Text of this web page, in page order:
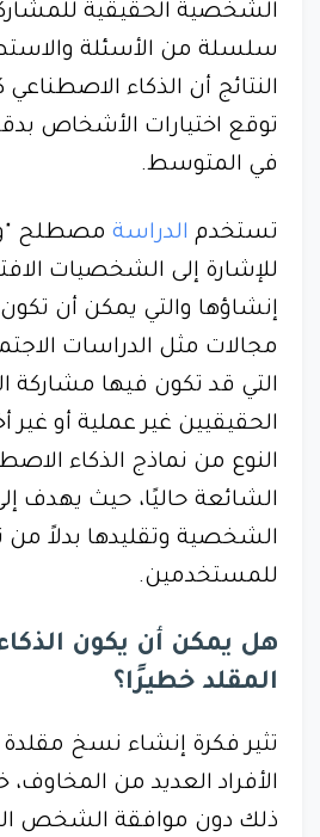
الشخصية الحقيقية
سلسلة من الأسئلة
النتائج أن الذكاء الاصطناعي
في المتوسط.
تستخدم الدراسة مصطلح
للإشارة إلى الشخصيات
إنشاؤها والتي يمكن أن
مجالات مثل الدراسات
التي قد تكون فيها مشاركة
الحقيقيين غير عملية أو غير
النوع من نماذج الذكاء
الشائعة حاليًا، حيث يهدف
الشخصية وتقليدها بدلاً من
للمستخدمين.
هل يمكن أن يكون
المقلد خطيرًا؟
تثير فكرة إنشاء نسخ
الأفراد العديد من
ذلك دون موافقة الشخص